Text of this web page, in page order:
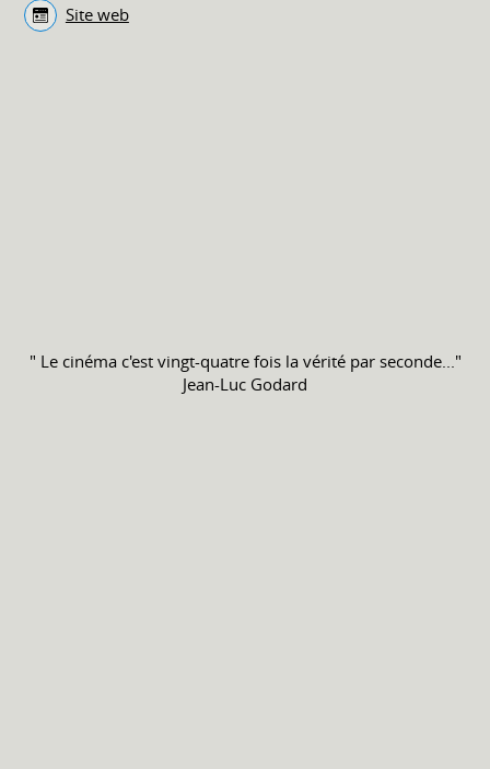
Site web
" Le cinéma c'est vingt-quatre fois la vérité par seconde..."
Jean-Luc Godard